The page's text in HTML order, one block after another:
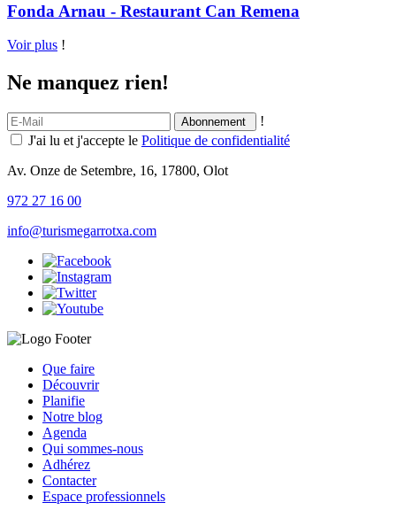
Fonda Arnau - Restaurant Can Remena
Voir plus !
Ne manquez rien!
!
J'ai lu et j'accepte le Politique de confidentialité
Av. Onze de Setembre, 16, 17800, Olot
972 27 16 00
info@turismegarrotxa.com
Que faire
Découvrir
Planifie
Notre blog
Agenda
Qui sommes-nous
Adhérez
Contacter
Espace professionnels